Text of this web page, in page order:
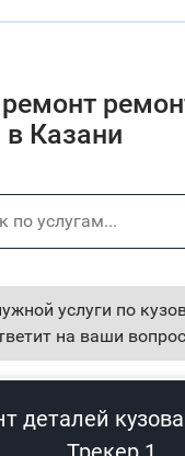
в Казани
услуги по
на ваши
деталей